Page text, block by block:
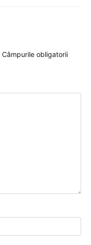
Câmpurile obligatorii